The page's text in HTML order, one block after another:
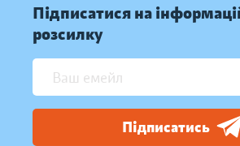
Підписатися на
розсилку
Підписатись